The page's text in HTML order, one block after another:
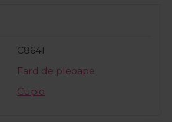
C8641
Fard de pleoape
Cupio